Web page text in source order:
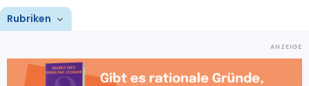
Rubriken